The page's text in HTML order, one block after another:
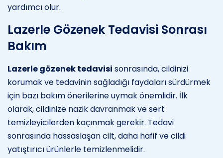
yardımcı olur.
Lazerle Gözenek Tedavisi Sonrası
Bakım
Lazerle gözenek tedavisi sonrasında, cildinizi
korumak ve tedavinin sağladığı faydaları sürdürmek
için bazı bakım önerilerine uymak önemlidir. İlk
olarak, cildinize nazik davranmak ve sert
temizleyicilerden kaçınmak gerekir. Tedavi
sonrasında hassaslaşan cilt, daha hafif ve cildi
yatıştırıcı ürünlerle temizlenmelidir.